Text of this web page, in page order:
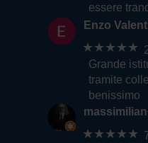
essere
Enzo
★★★★★
Grande
tramite
benissimo
★★★★★